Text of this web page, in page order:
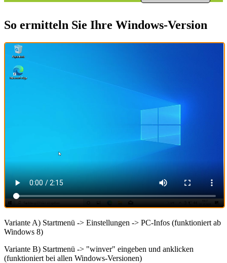
So ermitteln Sie Ihre Windows-Version
Variante A) Startmenü -> Einstellungen -> PC-Infos (funktioniert ab
Windows 8)
Variante B) Startmenü -> "winver" eingeben und anklicken
(funktioniert bei allen Windows-Versionen)